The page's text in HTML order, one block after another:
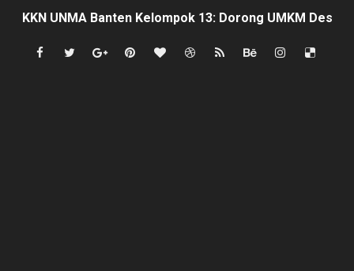
‎KKN UNMA Banten Kelompok 13: Dorong UMKM
Indonesia Hanya Jadi Penonton, Prof. Sutan Nasomal